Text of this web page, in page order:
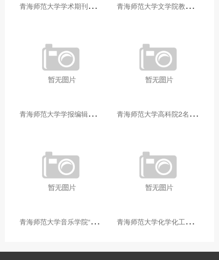
青
海师范大学学术期刊两个专栏入选2025年青海省期刊重点专栏 青
海师范大学文学院教师赴山东省相关高校和学术机构交流学习
青
海师范大学学报编辑部赴大通县城关镇上毛佰胜村开展帮扶慰问活动 青
海师范大学高科院2名专家当选中国科学院院士
青
海师范大学音乐学院“青舞华章”本科舞蹈专业中期汇报圆满落幕 青
海师范大学化学化工学院开展铸牢中华民族共同体意识大讲堂活动